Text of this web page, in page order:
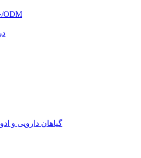
خدمات نصب شده/ODM
گیاهان دارویی و